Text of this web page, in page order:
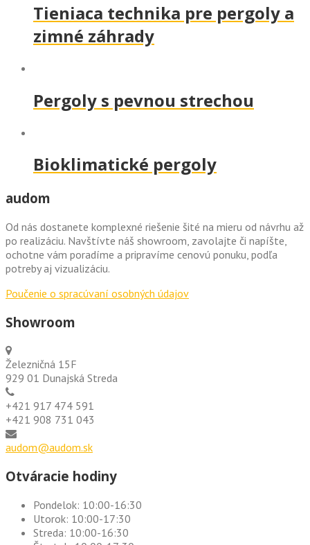
Tieniaca technika pre pergoly a
zimné záhrady
Pergoly s pevnou strechou
Bioklimatické pergoly
audom
Od nás dostanete komplexné riešenie šité na mieru od návrhu až
po realizáciu. Navštívte náš showroom, zavolajte či napíšte,
ochotne vám poradíme a pripravíme cenovú ponuku, podľa
potreby aj vizualizáciu.
Poučenie o spracúvaní osobných údajov
Showroom
Železničná 15F
929 01 Dunajská Streda
+421 917 474 591
+421 908 731 043
audom@audom.sk
Otváracie hodiny
Pondelok: 10:00-16:30
Utorok: 10:00-17:30
Streda: 10:00-16:30